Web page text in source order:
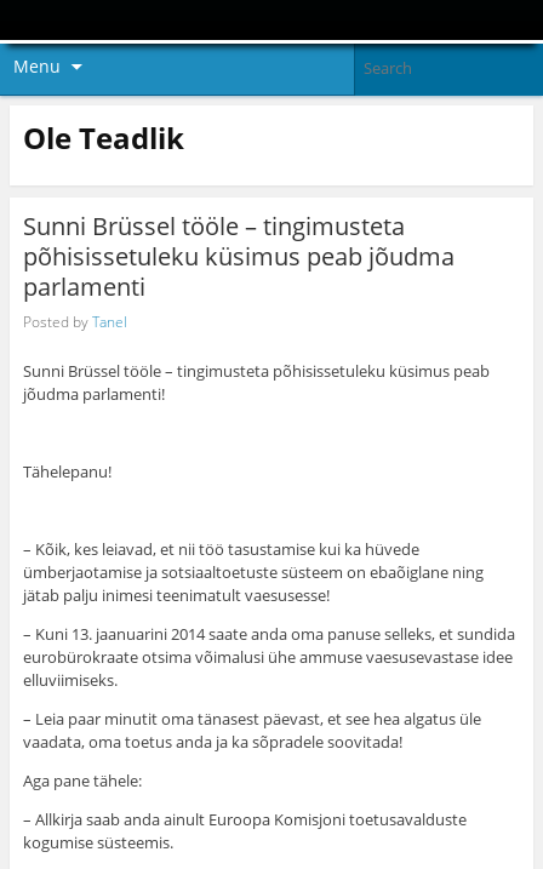
Menu
Ole Teadlik
Sunni Brüssel tööle – tingimusteta
põhisissetuleku küsimus peab jõudma
parlamenti
Posted byTanel
Sunni Brüssel tööle – tingimusteta põhisissetuleku küsimus peab
jõudma parlamenti!
Tähelepanu!
– Kõik, kes leiavad, et nii töö tasustamise kui ka hüvede
ümberjaotamise ja sotsiaaltoetuste süsteem on ebaõiglane ning
jätab palju inimesi teenimatult vaesusesse!
– Kuni 13. jaanuarini 2014 saate anda oma panuse selleks, et sundida
eurobürokraate otsima võimalusi ühe ammuse vaesusevastase idee
elluviimiseks.
– Leia paar minutit oma tänasest päevast, et see hea algatus üle
vaadata, oma toetus anda ja ka sõpradele soovitada!
Aga pane tähele:
– Allkirja saab anda ainult Euroopa Komisjoni toetusavalduste
kogumise süsteemis.